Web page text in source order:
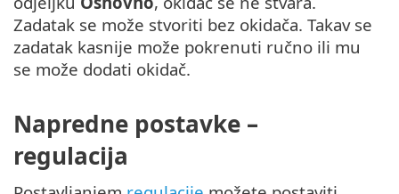
Zadatak se može stvoriti bez okidača. Takav se
zadatak kasnije može pokrenuti ručno ili mu
se može dodati okidač.
Napredne postavke –
regulacija